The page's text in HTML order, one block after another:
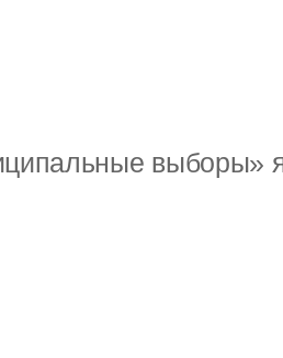
выборы»